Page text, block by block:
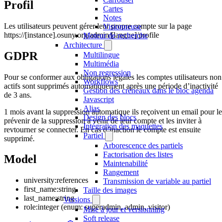
Cartes
Notes
Visionneuse
Moteur de recherche
Architecture
Multilingue
Multimédia
Non regression
Workflows
Gestion des créneaux dans le bloc agenda
Javascript
Alias
Design des blocs
Intégration des maquettes
Partiel
Arborescence des partiels
Factorisation des listes
Maintenabilité
Rangement
Transmission de variable au partiel
Taille des images
Versions
Mise à jour et versionning
Soft release
Profil
Les utilisateurs peuvent gérer leur propre compte sur la page
https://[instance].osuny.org/admin/[langue]/profile
GDPR
Pour se conformer aux obligations légales les comptes utilisateurs non
actifs sont supprimés automatiquement après une période d’inactivité
de 3 ans.
1 mois avant la suppression automatique ils reçoivent un email pour
prévenir de la suppression à venir de leur compte et les inviter à
revtourner se connecter. En cas d’inaction le compte est ensuite
supprimé.
Model
university:references
first_name:string
last_name:string
role:integer (enum: superadmin, admin, visitor)